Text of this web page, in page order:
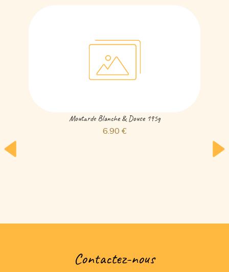
Moutarde Blanche & Douce 195g
6.90 €
Contactez-nous